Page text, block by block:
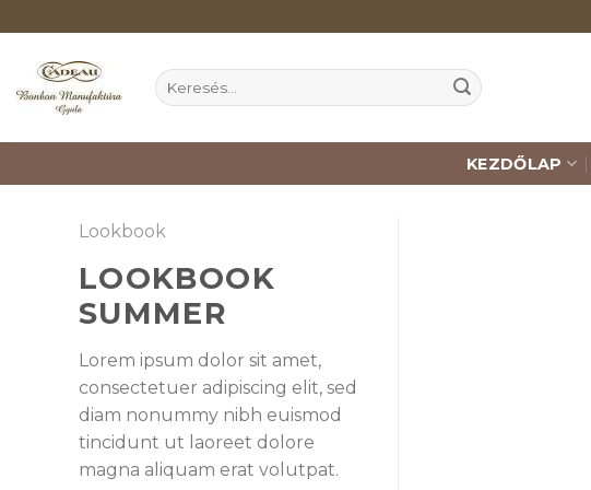
to
content
Keresés
a
KEZDŐLAP
Lookbook
LOOKBOOK
SUMMER
Lorem ipsum dolor sit amet,
consectetuer adipiscing elit, sed
diam nonummy nibh euismod
tincidunt ut laoreet dolore
magna aliquam erat volutpat.